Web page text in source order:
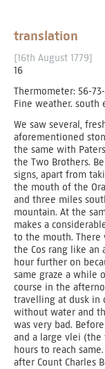
translation
[16th August 1779]
16
Thermometer: 56-
Fine weather. south
We saw several,
aforementioned
the same with
the Two Brothers.
signs, apart from
the mouth of the
and three miles
mountain. At the
makes a
to the mouth. There
the Cos rang like an
hour further on
same graze a while
course in the
travelling at dusk in
without water and
was very bad.
and a large vlei
hours to reach
after Count Charles